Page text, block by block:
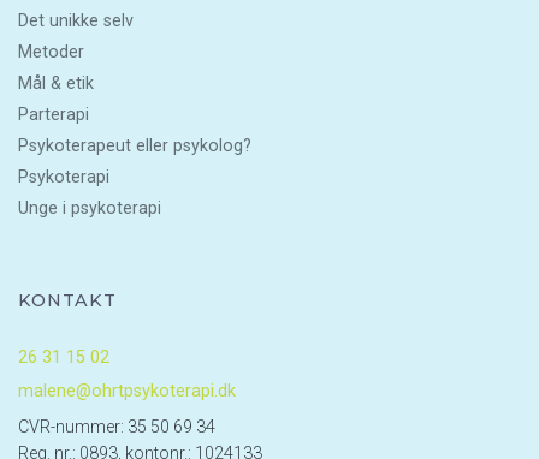
Det unikke selv
Metoder
Mål & etik
Parterapi
Psykoterapeut eller psykolog?
Psykoterapi
Unge i psykoterapi
KONTAKT
26 31 15 02
malene@ohrtpsykoterapi.dk
CVR-nummer: 35 50 69 34
Reg. nr.: 0893, kontonr.: 1024133